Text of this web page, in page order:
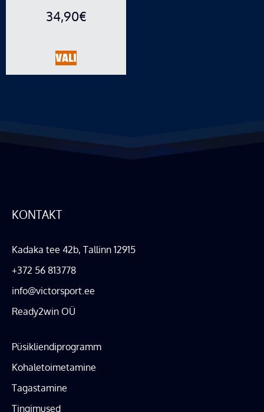
34,90€
VALI
KONTAKT
Kadaka tee 42b, Tallinn 12915
+372 56 813778
info@victorsport.ee
Ready2win OÜ
Püsikliendiprogramm
Kohaletoimetamine
Tagastamine
Tingimused